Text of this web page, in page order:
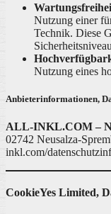
Nutzung einer
Technik. Diese
Nutzung eines
Anbieterinformationen,
ALL-INKL.COM –
02742 Neusalza-
inkl.com/
CookieYes Limited,